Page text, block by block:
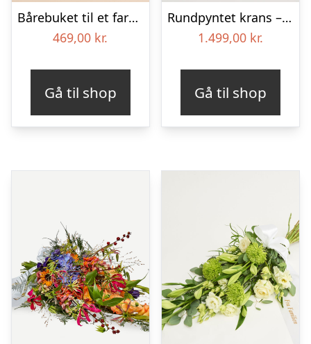
Bårebuket til et farverigt minde med bånd
469,00 kr.
Gå til shop
Rundpyntet krans – Et farverigt farvel
1.499,00 kr.
Gå til shop